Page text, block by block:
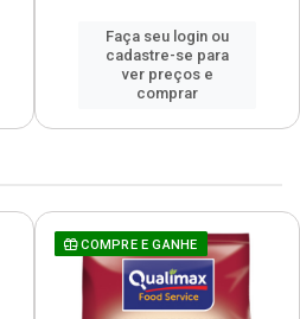
Faça seu login ou
cadastre-se para
ver preços e
comprar
COMPRE E GANHE